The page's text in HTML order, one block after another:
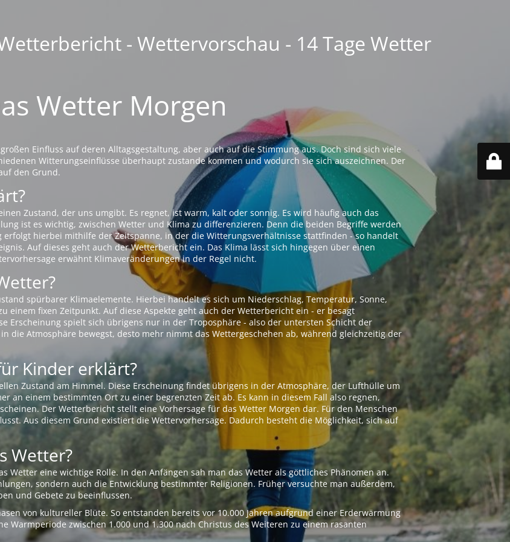
- Wettervorschau - 14 Tage Wetter
Wetter Morgen
Einfluss auf deren Alltagsgestaltung, aber auch auf die Stimmung aus. Doch sind sich viele
Witterungseinflüsse überhaupt zustande kommen und wodurch sie sich auszeichnen. Der
den Grund.
Zustand, der uns umgibt. Es regnet, ist warm, kalt oder sonnig. Es wird häufig auch das
ist es wichtig, zwischen Wetter und Klima zu differenzieren. Denn die beiden Begriffe werden
hierbei mithilfe der Zeitspanne, in der die Witterungsverhältnisse stattfinden - so handelt
Auf dieses geht auch der Wetterbericht ein. Das Klima lässt sich hingegen über einen
erwähnt Klimaveränderungen in der Regel nicht.
spürbarer Klimaelemente. Hierbei handelt es sich um Niederschlag, Temperatur, Sonne,
einem fixen Zeitpunkt. Auf diese Aspekte geht auch der Wetterbericht ein - er besagt
Erscheinung spielt sich übrigens nur in der Troposphäre - also der untersten Schicht der
die Atmosphäre bewegst, desto mehr nimmt das Wettergeschehen ab, während gleichzeitig der
Kinder erklärt?
Zustand am Himmel. Diese Erscheinung findet übrigens in der Atmosphäre, der Lufthülle um
an einem bestimmten Ort zu einer begrenzten Zeit ab. Es kann in diesem Fall also regnen,
Der Wetterbericht stellt eine Vorhersage für das Wetter Morgen dar. Für den Menschen
Aus diesem Grund existiert die Wettervorhersage. Dadurch besteht die Möglichkeit, sich auf
Wetter?
Wetter eine wichtige Rolle. In den Anfängen sah man das Wetter als göttliches Phänomen an.
sondern auch die Entwicklung bestimmter Religionen. Früher versuchte man außerdem,
und Gebete zu beeinflussen.
von kultureller Blüte. So entstanden bereits vor 10.000 Jahren aufgrund einer Erderwärmung
zwischen 1.000 und 1.300 nach Christus des Weiteren zu einem rasanten